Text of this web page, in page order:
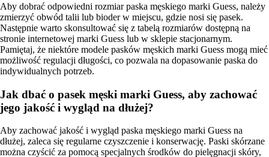
Aby dobrać odpowiedni rozmiar paska męskiego marki Guess, należy
zmierzyć obwód talii lub bioder w miejscu, gdzie nosi się pasek.
Następnie warto skonsultować się z tabelą rozmiarów dostępną na
stronie internetowej marki Guess lub w sklepie stacjonarnym.
Pamiętaj, że niektóre modele pasków męskich marki Guess mogą mieć
możliwość regulacji długości, co pozwala na dopasowanie paska do
indywidualnych potrzeb.
Jak dbać o pasek męski marki Guess, aby zachować
jego jakość i wygląd na dłużej?
Aby zachować jakość i wygląd paska męskiego marki Guess na
dłużej, zaleca się regularne czyszczenie i konserwację. Paski skórzane
można czyścić za pomocą specjalnych środków do pielęgnacji skóry,